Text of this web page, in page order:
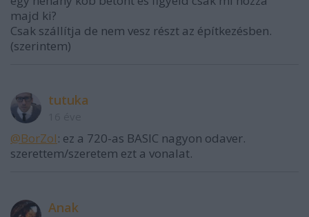
majd ki?
Csak szállítja de nem vesz részt az építkezésben.
(szerintem)
tutuka
@BorZol: ez a 720-as BASIC nagyon odaver.
szerettem/szeretem ezt a vonalat.
Anak